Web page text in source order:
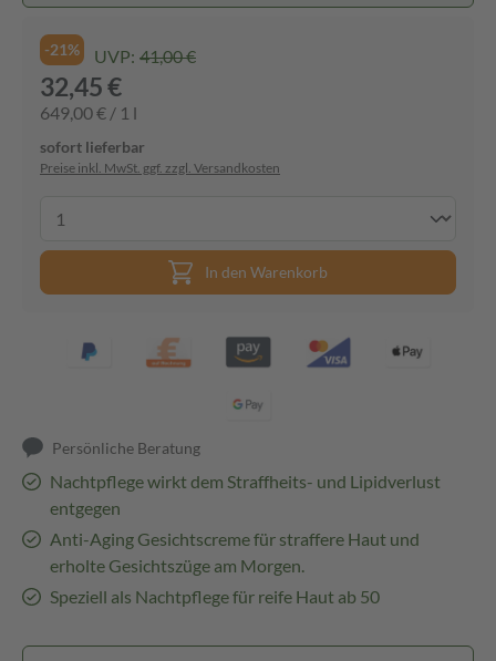
-21% UVP: 41,00 €
32,45 €
649,00 € / 1 l
sofort lieferbar
Preise inkl. MwSt. ggf. zzgl. Versandkosten
In den Warenkorb
Persönliche Beratung
Nachtpflege wirkt dem Straffheits- und Lipidverlust
entgegen
Anti-Aging Gesichtscreme für straffere Haut und
erholte Gesichtszüge am Morgen.
Speziell als Nachtpflege für reife Haut ab 50